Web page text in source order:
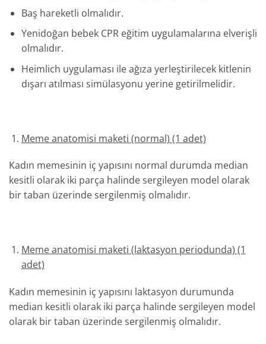
Baş hareketli olmalıdır.
Yenidoğan bebek CPR eğitim uygulamalarına elverişli
olmalıdır.
Heimlich uygulaması ile ağıza yerleştirilecek kitlenin
dışarı atılması simülasyonu yerine getirilmelidir.
Meme anatomisi maketi (normal) (1 adet)
Kadın memesinin iç yapısını normal durumda median
kesitli olarak iki parça halinde sergileyen model olarak
bir taban üzerinde sergilenmiş olmalıdır.
Meme anatomisi maketi (laktasyon periodunda) (1
adet)
Kadın memesinin iç yapısını laktasyon durumunda
median kesitli olarak iki parça halinde sergileyen model
olarak bir taban üzerinde sergilenmiş olmalıdır.